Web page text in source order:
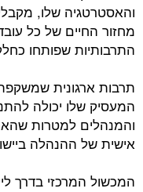
והאסטרטגיה שלו,
מחזור החיים של כל
התרבותיות שפותחו
תרבות ארגונית
המעסיק שלו יכולה
והמנהלים למטרות
אישית של ההנהלה
המכשול המרכזי בדרך